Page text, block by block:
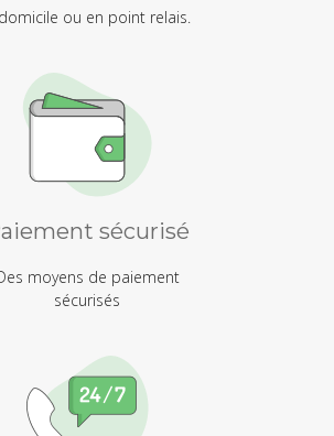
ou en point relais.
sécurisé
moyens de paiement
sécurisés